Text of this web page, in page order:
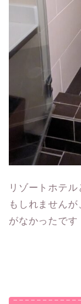
リゾートホテ
もしれません
がなかったです